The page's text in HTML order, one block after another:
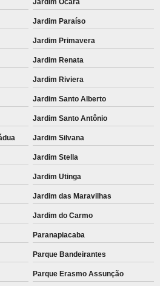
hp remanufaturado Vila Anastácio
hp Alphaville
hp Parque Miami
preço Jardim Lina
Dora
venda Jardim Milena
impressoras Franco da Rocha
cartucho de toner Rio Cotia
Recreio da Borda do Campo
Vila Romana
para venda Jaguaré
Jardim Ocara
Jardim Paraíso
Jardim Primavera
Jardim Renata
Jardim Riviera
Jardim Santo Alberto
Jardim Santo Antônio
Jardim Silvana
Jardim Stella
Jardim Utinga
Jardim das Maravilhas
Jardim do Carmo
Paranapiacaba
Parque Bandeirantes
Parque Erasmo Assunção